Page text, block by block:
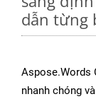
dẫn từng
Aspose.Words
nhanh chóng